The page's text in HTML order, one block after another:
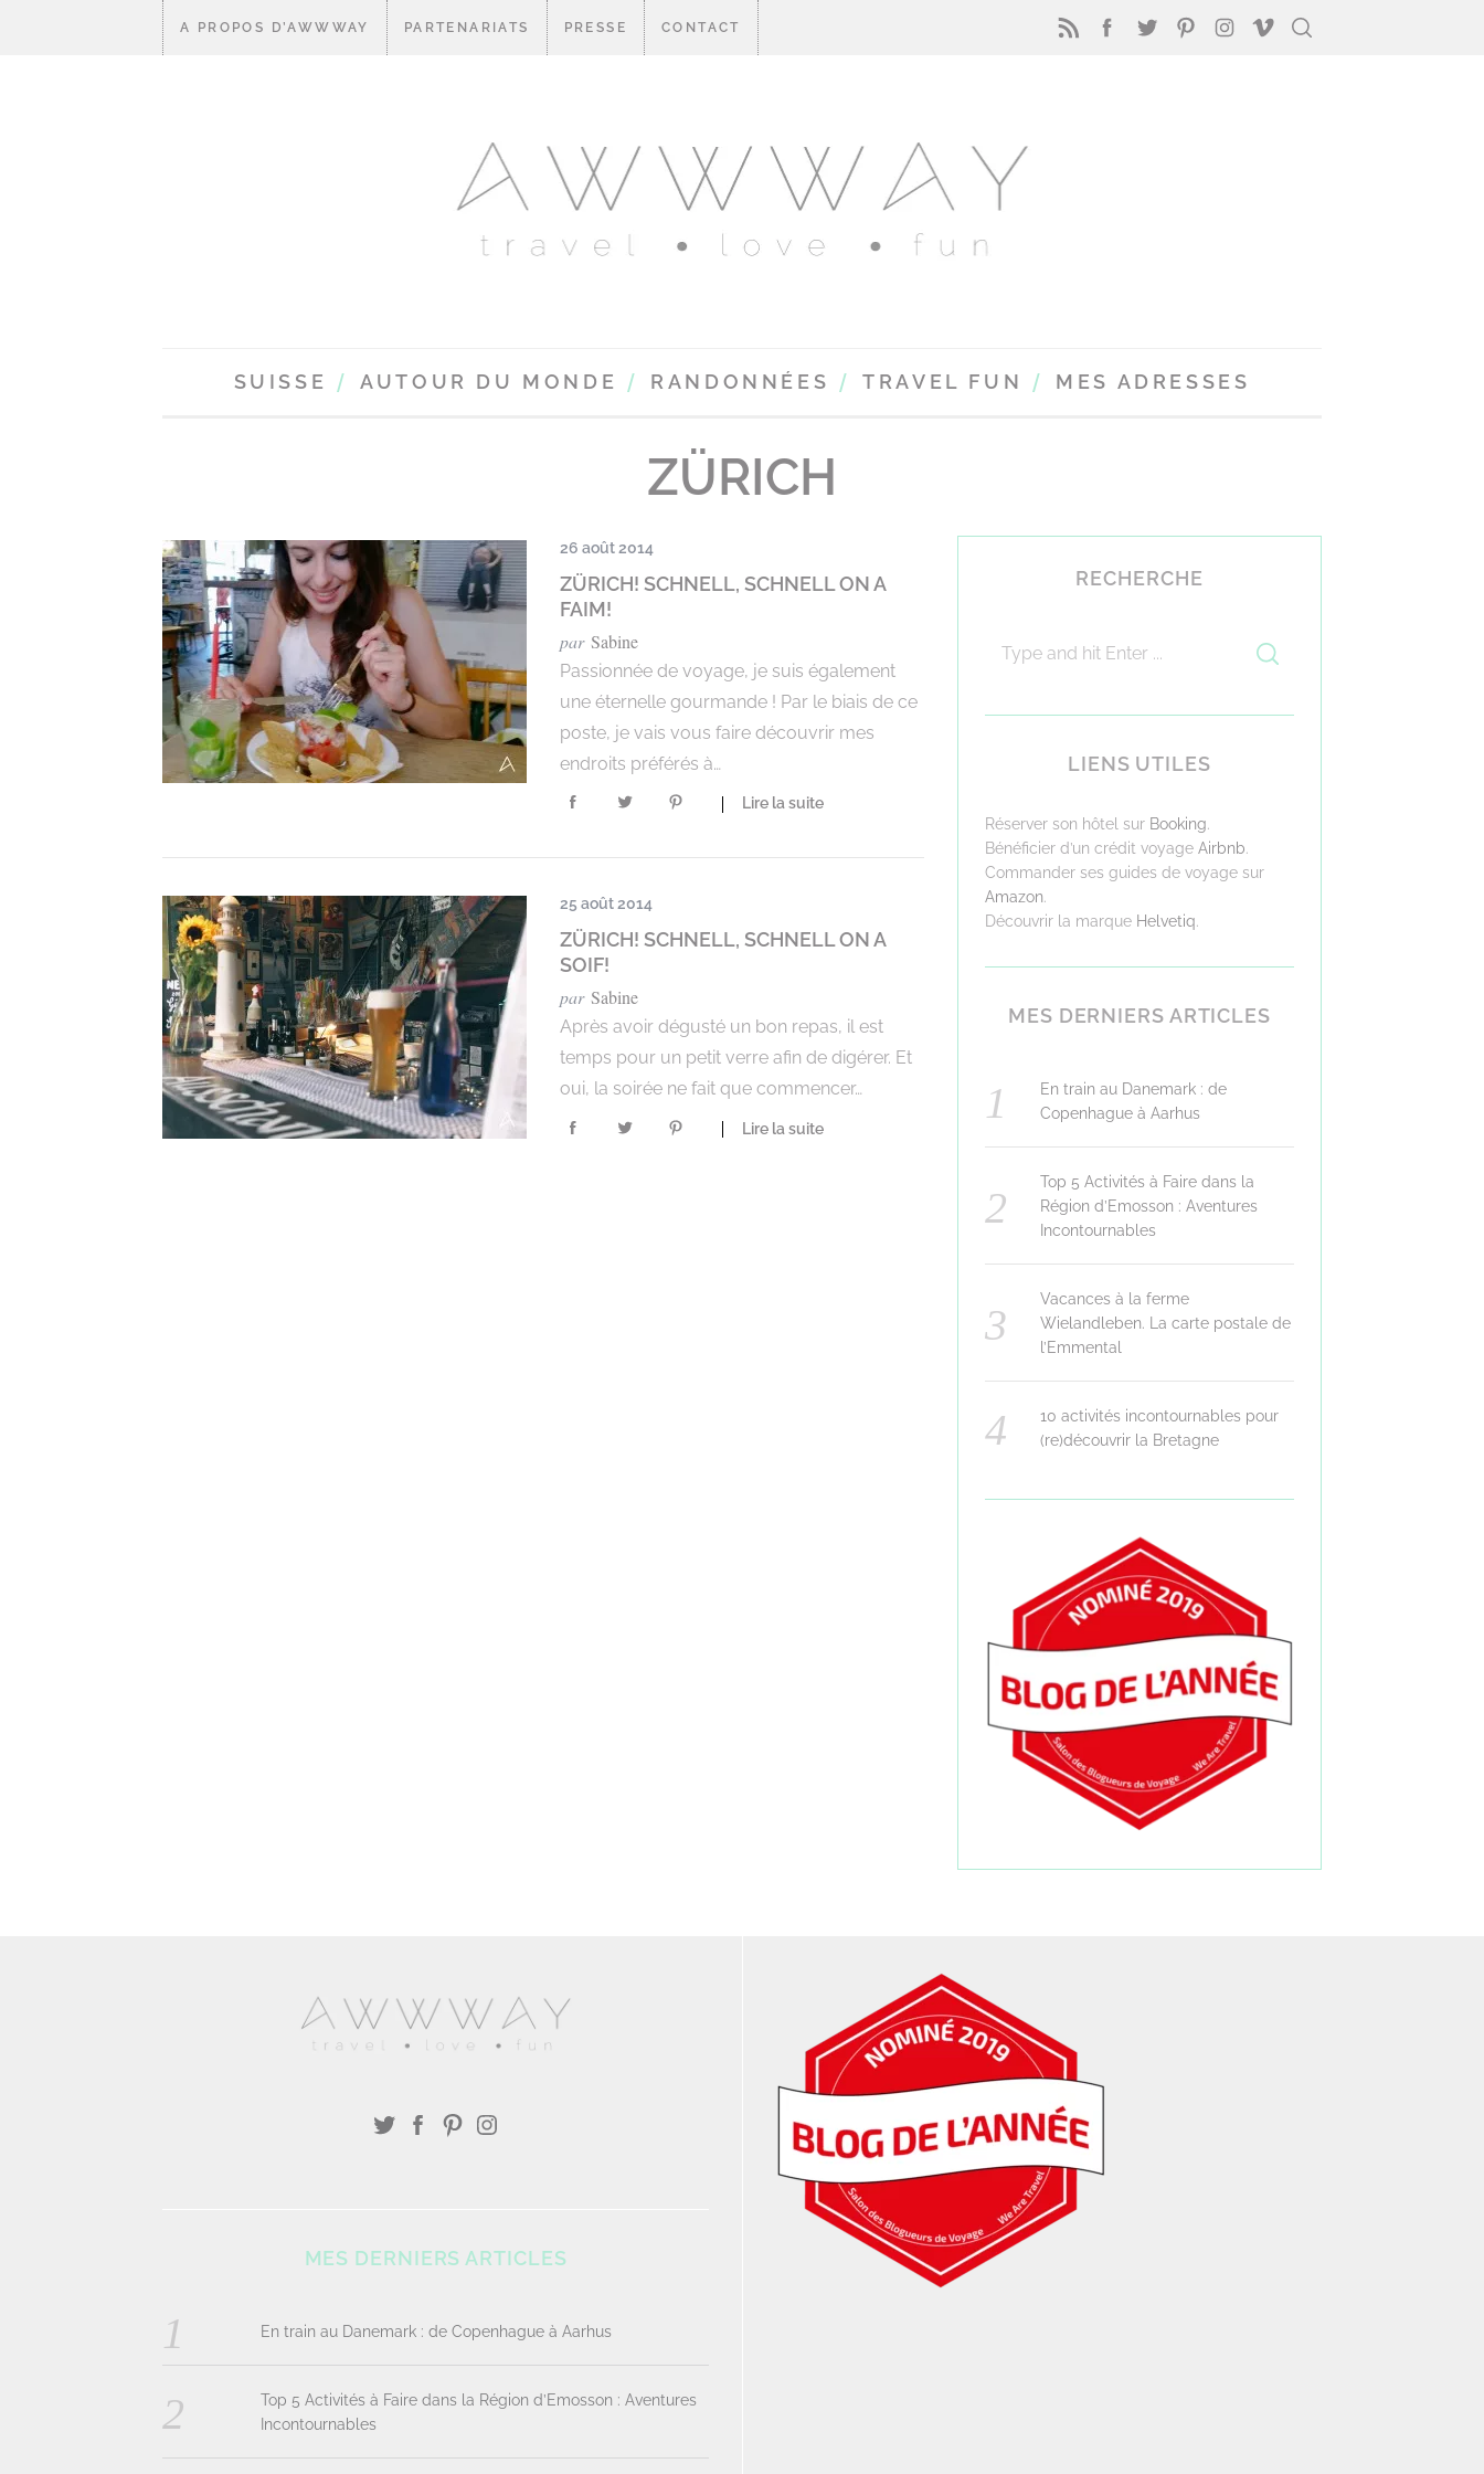
A PROPOS D’AWWWAY PARTENARIATS PRESSE CONTACT
SUISSE AUTOUR DU MONDE RANDONNÉES TRAVEL FUN MES ADRESSES
ZÜRICH
26 août 2014
ZÜRICH! SCHNELL, SCHNELL ON A
FAIM!
par Sabine
Passionnée de voyage, je suis également
une éternelle gourmande ! Par le biais de ce
poste, je vais vous faire découvrir mes
endroits préférés à…
Lire la suite
25 août 2014
ZÜRICH! SCHNELL, SCHNELL ON A
SOIF!
par Sabine
Après avoir dégusté un bon repas, il est
temps pour un petit verre afin de digérer. Et
oui, la soirée ne fait que commencer…
Lire la suite
RECHERCHE
LIENS UTILES
Réserver son hôtel sur Booking.
Bénéficier d’un crédit voyage Airbnb.
Commander ses guides de voyage sur
Amazon.
Découvrir la marque Helvetiq.
MES DERNIERS ARTICLES
En train au Danemark : de
Copenhague à Aarhus
Top 5 Activités à Faire dans la
Région d’Emosson : Aventures
Incontournables
Vacances à la ferme
Wielandleben. La carte postale de
l’Emmental
10 activités incontournables pour
(re)découvrir la Bretagne
MES DERNIERS ARTICLES
En train au Danemark : de Copenhague à Aarhus
Top 5 Activités à Faire dans la Région d’Emosson : Aventures
Incontournables